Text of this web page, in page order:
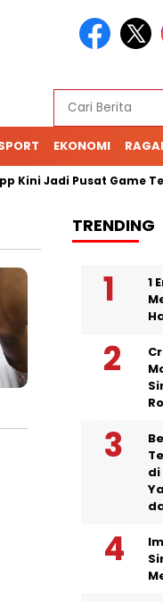
EKONOMI
Jadi Pusat Game
TRENDING
1
di